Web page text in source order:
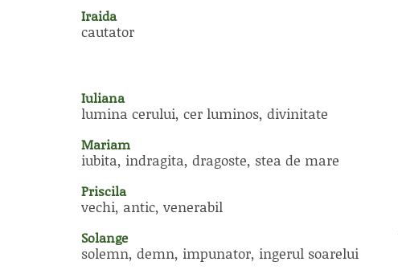
Iraida
cautator
Iuliana
lumina cerului, cer luminos, divinitate
Mariam
iubita, indragita, dragoste, stea de mare
Priscila
vechi, antic, venerabil
Solange
solemn, demn, impunator, ingerul soarelui